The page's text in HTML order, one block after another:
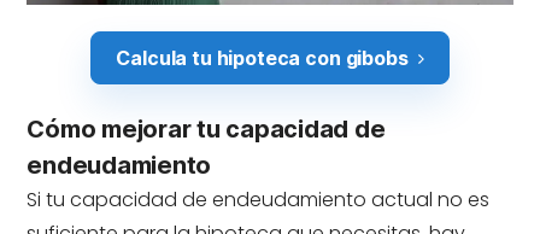
Calcula tu hipoteca con gibobs
Cómo mejorar tu capacidad de
endeudamiento
Si tu capacidad de endeudamiento actual no es